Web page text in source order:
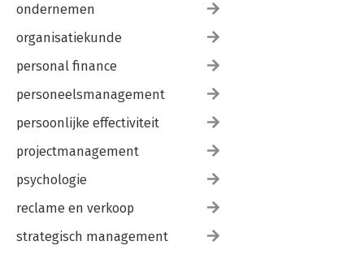
ondernemen
organisatiekunde
personal finance
personeelsmanagement
persoonlijke effectiviteit
projectmanagement
psychologie
reclame en verkoop
strategisch management